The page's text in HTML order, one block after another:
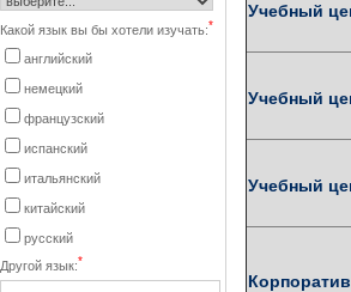
Какой язык вы бы хотели изучать:*
английский
немецкий
французский
испанский
итальянский
китайский
русский
Другой язык:*
Учебный
Учебный
Учебный